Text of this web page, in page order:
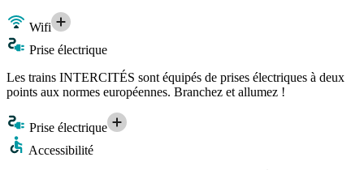
Wifi
Prise électrique
Les trains INTERCITÉS sont équipés de prises électriques à deux
points aux normes européennes. Branchez et allumez !
Prise électrique
Accessibilité